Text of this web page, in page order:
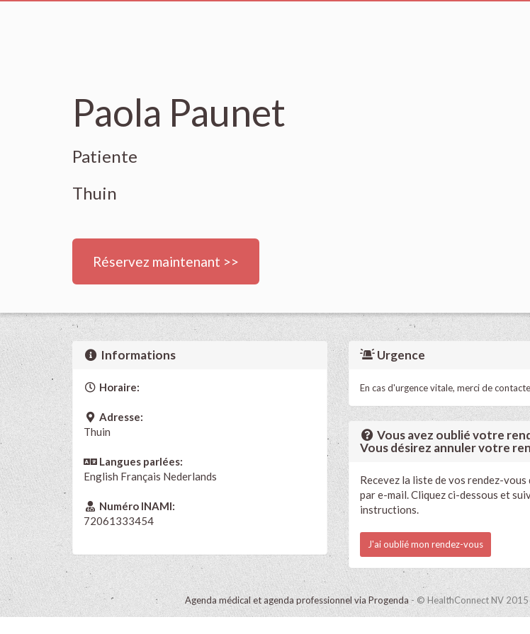
Paola Paunet
Patiente
Thuin
Réservez maintenant >>
Informations
Horaire:
Adresse:
Thuin
Langues parlées:
English Français Nederlands
Numéro INAMI:
72061333454
Urgence
En cas d'urgence vitale, merci de
Vous avez oublié votre
Vous désirez annuler votre
Recevez la liste de vos rendez-
par e-mail. Cliquez ci-dessous et
instructions.
J'ai oublié mon rendez-vous
Agenda médical et agenda professionnel via Progenda - © HealthConnect NV